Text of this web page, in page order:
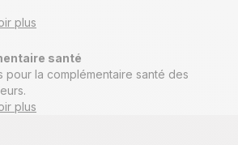
plus
santé
pour la complémentaire santé des
plus